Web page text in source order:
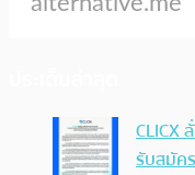
CLICX
รับสมัค